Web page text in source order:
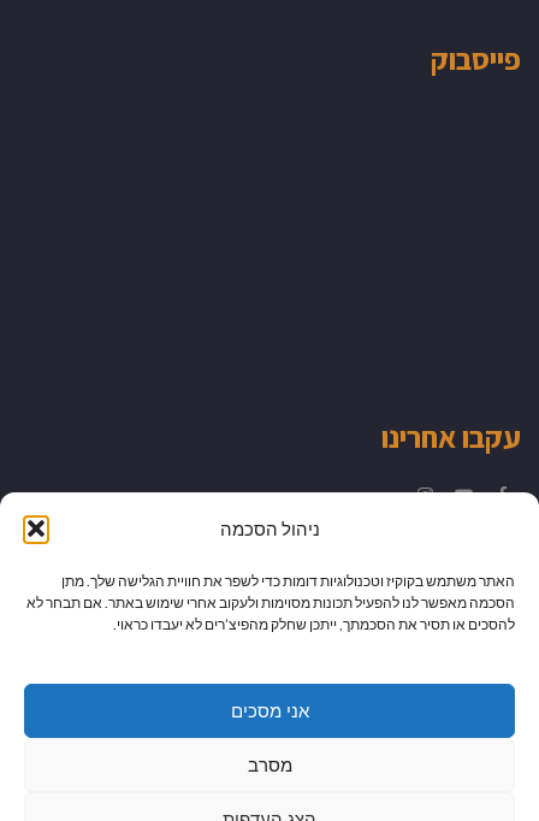
ניהול הסכמה
האתר משתמש בקוקיז וטכנולוגיות דומות כדי לשפר את חוויית הגלישה שלך. מתן
הסכמה מאפשר לנו להפעיל תכונות מסוימות ולעקוב אחרי שימוש באתר. אם תבחר לא
להסכים או תסיר את הסכמתך, ייתכן שחלק מהפיצ’רים לא יעבדו כראוי.
אני מסכים
מסרב
פייסבוק
עקבו אחרינו